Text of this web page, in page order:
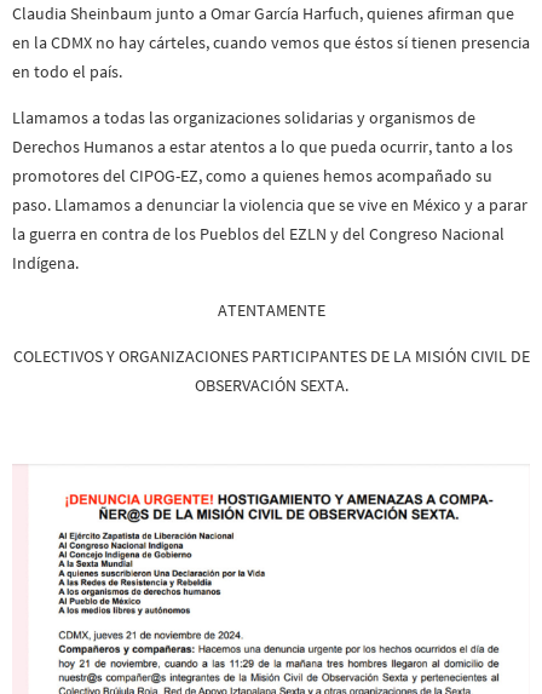
Claudia Sheinbaum junto a Omar García Harfuch, quienes afirman que
en la CDMX no hay cárteles, cuando vemos que éstos sí tienen presencia
en todo el país.
Llamamos a todas las organizaciones solidarias y organismos de
Derechos Humanos a estar atentos a lo que pueda ocurrir, tanto a los
promotores del CIPOG-EZ, como a quienes hemos acompañado su
paso. Llamamos a denunciar la violencia que se vive en México y a parar
la guerra en contra de los Pueblos del EZLN y del Congreso Nacional
Indígena.
ATENTAMENTE
COLECTIVOS Y ORGANIZACIONES PARTICIPANTES DE LA MISIÓN CIVIL DE
OBSERVACIÓN SEXTA.